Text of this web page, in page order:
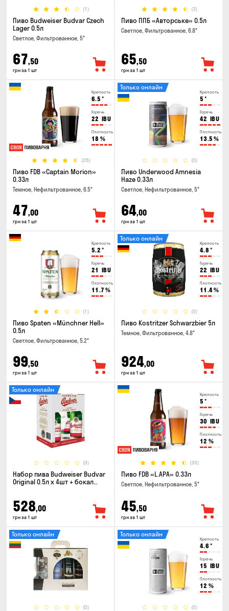
(1)
Пиво Budweiser Budvar Czech
Lager 0.5л
Светлое, Фильтрованное, 5°
67,50
грн за 1 шт
(3)
Пиво ППБ «Авторське» 0.5л
Светлое, Фильтрованное, 6.8°
65,50
грн за 1 шт
Крепость
6.5 °
Горечь
22 IBU
Плотность
18 %
(26)
Пиво FDB «Captain Morion»
0.33л
Темное, Нефильтрованное, 6.5°
47,00
грн за 1 шт
Крепость
5 °
Горечь
42 IBU
Плотность
13.5 %
(0)
Только онлайн
Пиво Underwood Amnesia
Haze 0.33л
Светлое, Нефильтрованное, 5°
64,00
грн за 1 шт
Крепость
5.2 °
Горечь
21 IBU
Плотность
11.7 %
(1)
Пиво Spaten «Münchner Hell»
0.5л
Светлое, Фильтрованное, 5.2°
99,50
грн за 1 шт
Крепость
4.8 °
Горечь
22 IBU
Плотность
11.4%
(0)
Только онлайн
Пиво Kostritzer Schwarzbier 5л
Темное, Фильтрованное, 4.8°
924,00
грн за 1 шт
(0)
Только онлайн
Набор пива Budweiser Budvar
Original 0.5л х 4шт + бокал
528,00
грн за 1 шт
Крепость
5 °
Горечь
30 IBU
Плотность
12 %
(30)
Пиво FDB «L.APA» 0.33л
Светлое, Нефильтрованное, 5°
45,50
грн за 1 шт
(0)
Только онлайн
Крепость
4.6 °
Горечь
15 IBU
Плотность
12 %
(0)
Только онлайн